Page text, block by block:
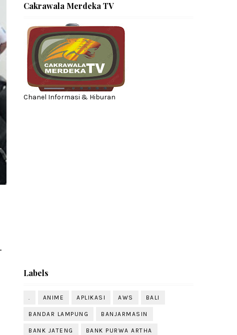
Cakrawala Merdeka TV
Chanel Informasi & Hiburan
Labels
. ANIME APLIKASI AWS BALI
BANDAR LAMPUNG BANJARMASIN
BANK JATENG BANK PURWA ARTHA